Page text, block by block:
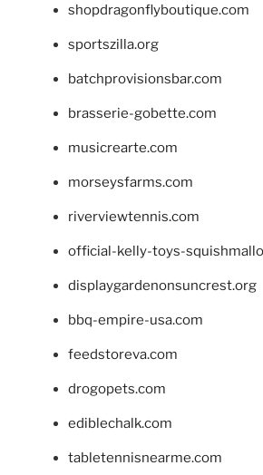
shopdragonflyboutique.com
sportszilla.org
batchprovisionsbar.com
brasserie-gobette.com
musicrearte.com
morseysfarms.com
riverviewtennis.com
official-kelly-toys-
displaygardenonsuncrest.org
bbq-empire-usa.com
feedstoreva.com
drogopets.com
ediblechalk.com
tabletennisnearme.com